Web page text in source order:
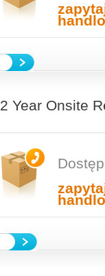
2 Year Onsite